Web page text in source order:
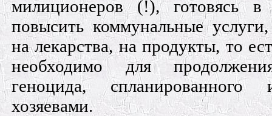
милиционеров (!), готовясь в
повысить коммунальные
на лекарства, на продукты, то
необходимо для
геноцида,
хозяевами.